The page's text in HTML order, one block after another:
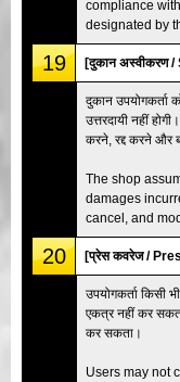
compliance
designated by
19 [दुकान अस्वीकरण
दुकान उपयोगकर्ता
उत्तरदायी नहीं
करने, रद्द करने और
The shop
damages
cancel, and
20 [प्रेस कवरेज /
उपयोगकर्ता किसी
एकत्र नहीं कर
कर सकता।
Users may not